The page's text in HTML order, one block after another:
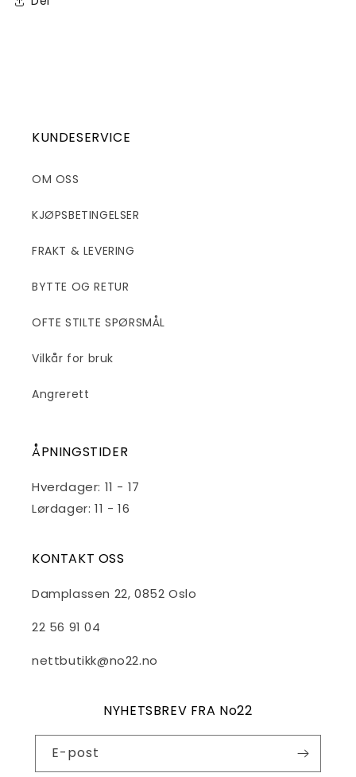
KUNDESERVICE
OM OSS
KJØPSBETINGELSER
FRAKT & LEVERING
BYTTE OG RETUR
OFTE STILTE SPØRSMÅL
Vilkår for bruk
Angrerett
ÅPNINGSTIDER
Hverdager: 11 - 17
Lørdager: 11 - 16
KONTAKT OSS
Damplassen 22, 0852 Oslo
22 56 91 04
nettbutikk@no22.no
NYHETSBREV FRA No22
E-post